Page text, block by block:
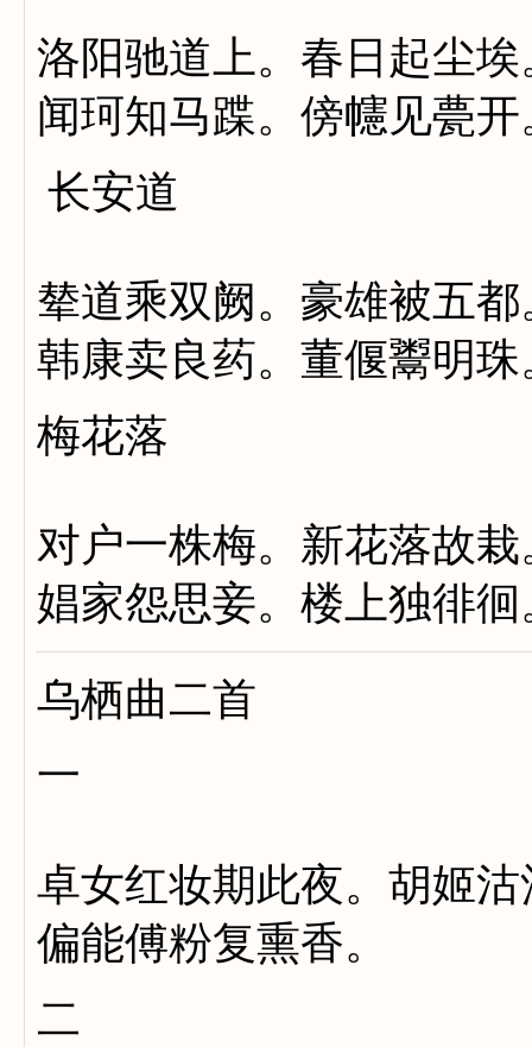
洛阳驰道上。春日起尘
闻珂知马蹀。傍幰见甍
长安道
辇道乘双阙。豪雄被五
韩康卖良药。董偃鬻明
梅花落
对户一株梅。新花落故
娼家怨思妾。楼上独徘
乌栖曲二首
一
卓女红妆期此夜。胡姬
偏能傅粉复熏香。
二